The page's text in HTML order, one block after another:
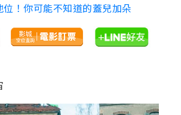
！你可能不知道的蓋兒加朵